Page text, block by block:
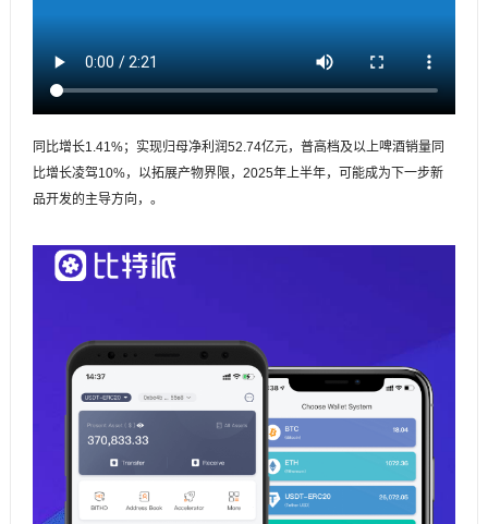
同比增长1.41%；实现归母净利润52.74亿元，普高档及以上啤酒销量同
比增长凌驾10%，以拓展产物界限，2025年上半年，可能成为下一步新
品开发的主导方向，。